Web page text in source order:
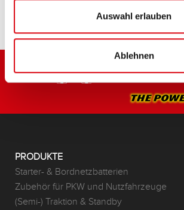
Auswahl erlauben
Ablehnen
PRODUKTE
Starter- & Bordnetzbatterien
Zubehör für PKW und Nutzfahrzeuge
(Semi-) Traktion & Standby